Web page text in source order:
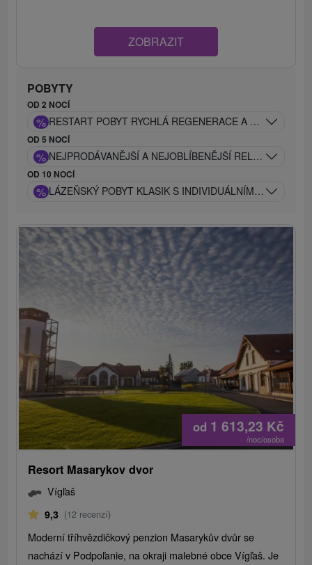
ZOBRAZIT
POBYTY
OD 2 NOCÍ
% RESTART POBYT RYCHLÁ REGENERACE A PREVENCE
OD 5 NOCÍ
% NEJPRODÁVANĚJŠÍ A NEJOBLÍBENĚJŠÍ RELAX
OD 10 NOCÍ
% LÁZEŇSKÝ POBYT KLASIK S INDIVIDUÁLNÍM A
od 1 613,23 Kč
/noc/osoba
Resort Masarykov dvor
Vígľaš
9,3 (12 recenzí)
Moderní tříhvězdičkový penzion Masarykův dvůr se
nachází v Podpoľanie, na okraji malebné obce Vígľaš. Je